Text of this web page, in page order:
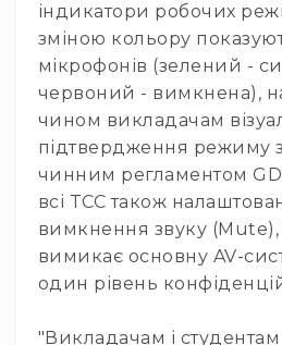
DMX
для
DMX
індикатори робочих
зміною кольору
мікрофонів (зелений -
червоний - вимкнена),
чином викладачам
підтвердження режиму
чинним регламентом
всі TCC також
вимкнення звуку (Mute),
вимикає основну AV-
один рівень
"Викладачам і